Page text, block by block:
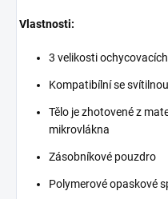
Vlastnosti:
3 velikosti
Kompatibílní se
Tělo je zhotovené z
mikrovlákna
Zásobníkové pouzdro
Polymerové opaskové